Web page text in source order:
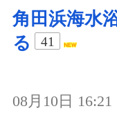
角田浜海水
る
41
08月10日 16:21